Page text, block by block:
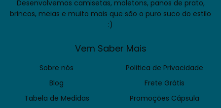
Desenvolvemos camisetas, moletons, panos de prato,
brincos, meias e muito mais que são o puro suco do estilo
:)
Vem Saber Mais
Sobre nós
Blog
Tabela de Medidas
Politica de Privacidade
Frete Grátis
Promoções Cápsula